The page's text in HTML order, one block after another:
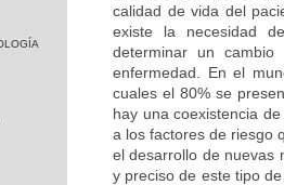
calidad de vida del
existe la necesidad
determinar un
enfermedad. En el
cuales el 80% se
hay una coexistencia
a los factores de riesgo
el desarrollo de nuevas
y preciso de este tipo